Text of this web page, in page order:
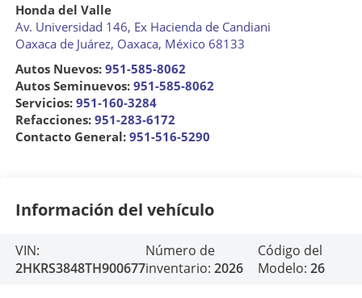
Honda del Valle
Av. Universidad 146, Ex Hacienda de Candiani
Oaxaca de Juárez, Oaxaca, México 68133
Autos Nuevos: 951-585-8062
Autos Seminuevos: 951-585-8062
Servicios: 951-160-3284
Refacciones: 951-283-6172
Contacto General: 951-516-5290
Información del vehículo
VIN:
2HKRS3848TH900677
Número de
inventario: 2026
Código del
Modelo:26